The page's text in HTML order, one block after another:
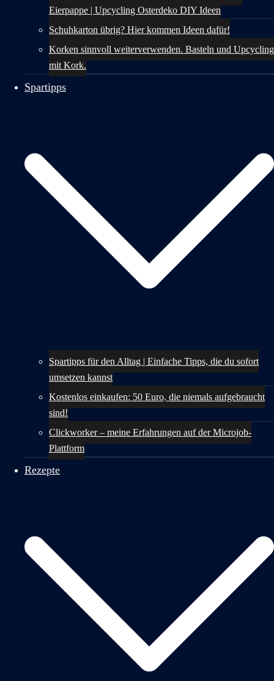
Eierpappe | Upcycling Osterdeko DIY Ideen
Schuhkarton übrig? Hier kommen Ideen dafür!
Korken sinnvoll weiterverwenden. Basteln und Upcycling
mit Kork.
Spartipps
Spartipps für den Alltag | Einfache Tipps, die du sofort
umsetzen kannst
Kostenlos einkaufen: 50 Euro, die niemals aufgebraucht
sind!
Clickworker – meine Erfahrungen auf der Microjob-
Plattform
Rezepte